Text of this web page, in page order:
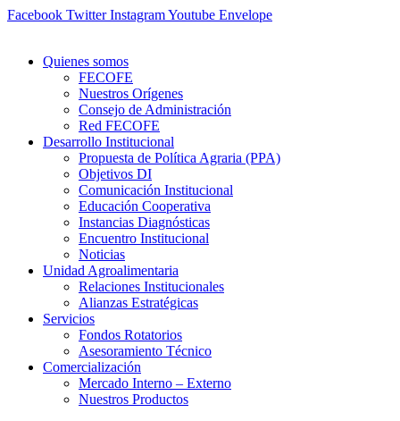
Ir
Facebook Twitter InstagramYoutube Envelope
Quienes somos
FECOFE
Nuestros Orígenes
Consejo de Administración
Red FECOFE
Desarrollo Institucional
Propuesta de Política Agraria (PPA)
Objetivos DI
Comunicación Institucional
Educación Cooperativa
Instancias Diagnósticas
Encuentro Institucional
Noticias
Unidad Agroalimentaria
Relaciones Institucionales
Alianzas Estratégicas
Servicios
Fondos Rotatorios
Asesoramiento Técnico
Comercialización
Mercado Interno – Externo
Nuestros Productos